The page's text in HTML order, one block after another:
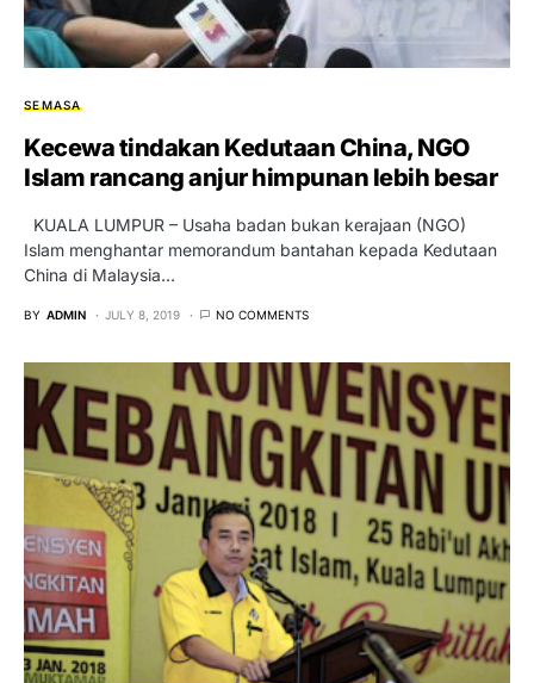
SEMASA
Kecewa tindakan Kedutaan China, NGO
Islam rancang anjur himpunan lebih besar
KUALA LUMPUR – Usaha badan bukan kerajaan (NGO)
Islam menghantar memorandum bantahan kepada Kedutaan
China di Malaysia…
BY ADMIN JULY 8, 2019 NO COMMENTS